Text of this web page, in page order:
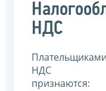
НДС
Плательщиками
НДС
признаются: